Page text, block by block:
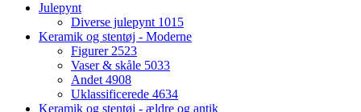
Julepynt
Diverse julepynt 1015
Keramik og stentøj - Moderne
Figurer 2523
Vaser & skåle 5033
Andet 4908
Uklassificerede 4634
Keramik og stentøj - ældre og antik